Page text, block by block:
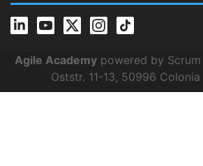
Agile Academy powered by Scrum
Oststr. 11-13, 50996 Colonia